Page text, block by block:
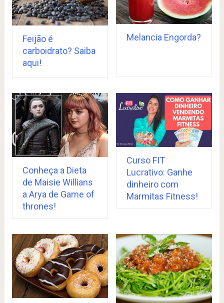
Feijão é
carboidrato? Saiba
aqui!
Melancia Engorda?
Conheça a Dieta
de Maisie Willians
a Arya de Game of
thrones!
Curso FIT
Lucrativo: Ganhe
dinheiro com
Marmitas Fitness!